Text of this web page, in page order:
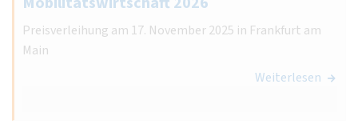
Preisverleihung am 17. November 2025 in Frankfurt am
Main
Weiterlesen